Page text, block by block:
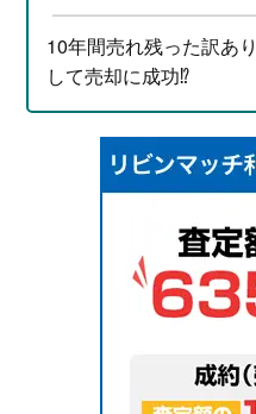
10年間売れ残った訳あ
して売却に成功⁉